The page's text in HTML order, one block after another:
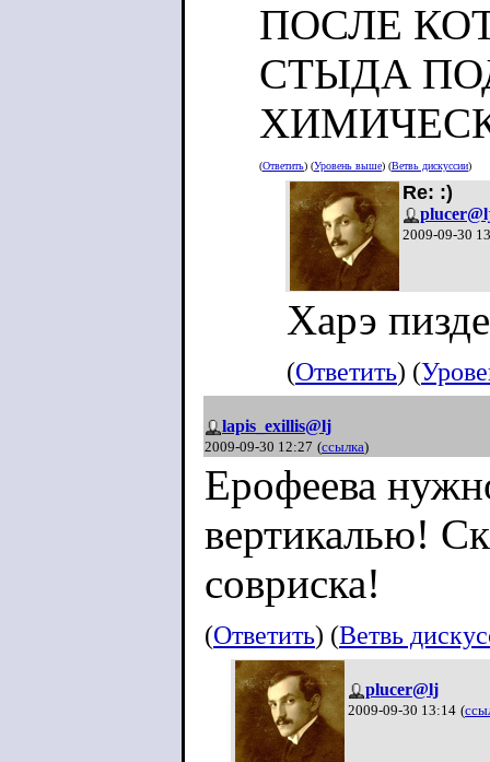
ПОСЛЕ
СТЫДА
(Ответить) (Уровень выше) (Ветвь дискуссии)
Re: :)
2009-09-30
Харэ
(Ответить) (
lapis_exillis@lj
2009-09-30 12:27 (ссылка)
Ерофеева
вертикалью!
совриска!
(Ответить) (Ветвь
plucer@lj
2009-09-30 13:14 (